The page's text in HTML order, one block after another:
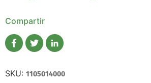
Compartir
SKU: 1105014000